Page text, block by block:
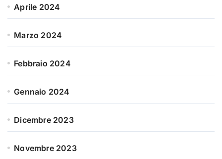
Aprile 2024
Marzo 2024
Febbraio 2024
Gennaio 2024
Dicembre 2023
Novembre 2023